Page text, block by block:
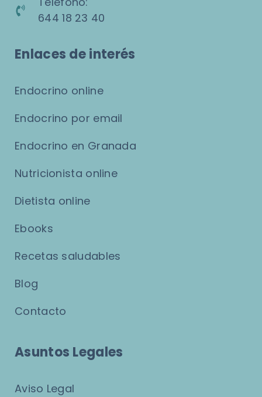
644 18 23 40
Enlaces de interés
Endocrino online
Endocrino por email
Endocrino en Granada
Nutricionista online
Dietista online
Ebooks
Recetas saludables
Blog
Contacto
Asuntos Legales
Aviso Legal